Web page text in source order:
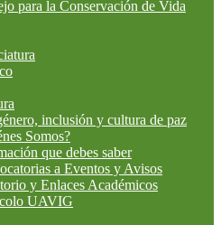
para la Conservación de Vida
inclusión y cultura de paz
Somos?
que debes saber
a Eventos y Avisos
y Enlaces Académicos
UAVIG